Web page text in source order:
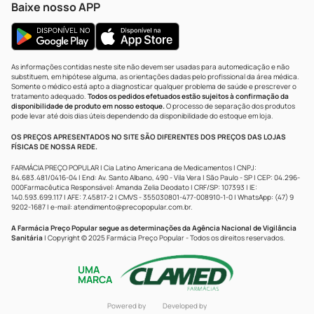
Baixe nosso APP
As informações contidas neste site não devem ser usadas para automedicação e não
substituem, em hipótese alguma, as orientações dadas pelo profissional da área médica.
Somente o médico está apto a diagnosticar qualquer problema de saúde e prescrever o
tratamento adequado. Todos os pedidos efetuados estão sujeitos à confirmação da
disponibilidade de produto em nosso estoque.O processo de separação dos produtos
pode levar até dois dias úteis dependendo da disponibilidade do estoque em loja.
OS PREÇOS APRESENTADOS NO SITE SÃO DIFERENTES DOS PREÇOS DAS LOJAS
FÍSICAS DE NOSSA REDE.
FARMÁCIA PREÇO POPULAR | Cia Latino Americana de Medicamentos | CNPJ:
84.683.481/0416-04 | End: Av. Santo Albano, 490 - Vila Vera | São Paulo - SP | CEP: 04.296-
000Farmacêutica Responsável: Amanda Zelia Deodato | CRF/SP: 107393 | IE:
140.593.699.117 | AFE: 7.45817-2 | CMVS - 355030801-477-008910-1-0 | WhatsApp: (47) 9
9202-1687 | e-mail: atendimento@precopopular.com.br.
A Farmácia Preço Popular segue as determinações da Agência Nacional de Vigilância
Sanitária | Copyright © 2025 Farmácia Preço Popular - Todos os direitos reservados.
UMA
MARCA
Powered by Developed by